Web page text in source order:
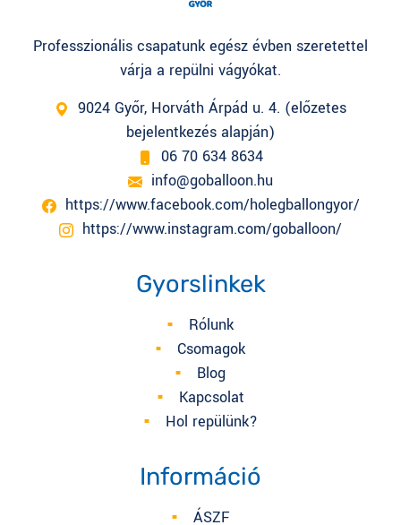
Professzionális csapatunk egész évben szeretettel
várja a repülni vágyókat.
9024 Győr, Horváth Árpád u. 4. (előzetes
bejelentkezés alapján)
06 70 634 8634
info@goballoon.hu
https://www.facebook.com/holegballongyor/
https://www.instagram.com/goballoon/
Gyorslinkek
Rólunk
Csomagok
Blog
Kapcsolat
Hol repülünk?
Információ
ÁSZF